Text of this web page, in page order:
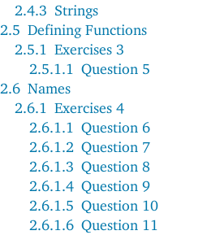
2.4.3 Strings
2.5 Defining Functions
2.5.1 Exercises 3
2.5.1.1 Question 5
2.6 Names
2.6.1 Exercises 4
2.6.1.1 Question 6
2.6.1.2 Question 7
2.6.1.3 Question 8
2.6.1.4 Question 9
2.6.1.5 Question 10
2.6.1.6 Question 11